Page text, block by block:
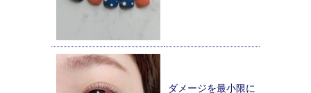
ダメージを最小限に